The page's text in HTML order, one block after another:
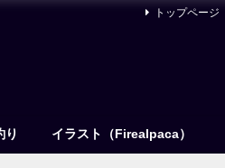
トップページ
り イラスト（Firealpaca）